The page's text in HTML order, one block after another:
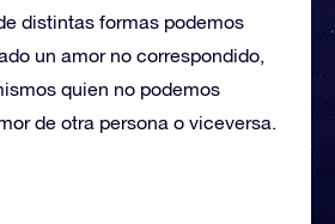
distintas formas podemos
un amor no correspondido,
quien no podemos
de otra persona o viceversa.